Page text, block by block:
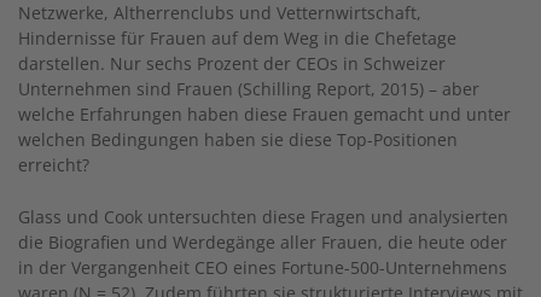
Netzwerke, Altherrenclubs und Vetternwirtschaft,
Hindernisse für Frauen auf dem Weg in die Chefetage
darstellen. Nur sechs Prozent der CEOs in Schweizer
Unternehmen sind Frauen (Schilling Report, 2015) – aber
welche Erfahrungen haben diese Frauen gemacht und unter
welchen Bedingungen haben sie diese Top-Positionen
erreicht?
Glass und Cook untersuchten diese Fragen und analysierten
die Biografien und Werdegänge aller Frauen, die heute oder
in der Vergangenheit CEO eines Fortune-500-Unternehmens